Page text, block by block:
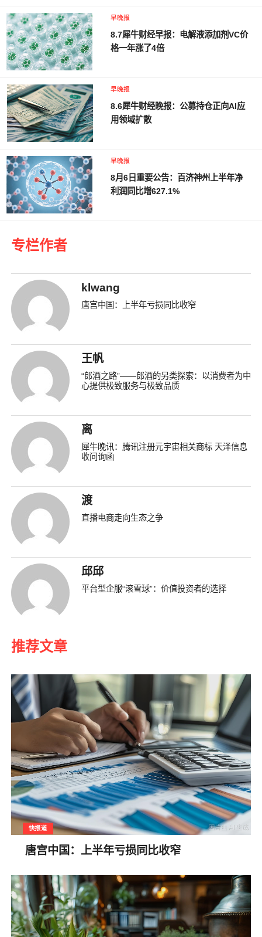
早晚报
8.7犀牛财经早报：电解液添加剂VC价
格一年涨了4倍
早晚报
8.6犀牛财经晚报：公募持仓正向AI应
用领域扩散
早晚报
8月6日重要公告：百济神州上半年净
利润同比增627.1%
专栏作者
klwang
唐宫中国：上半年亏损同比收窄
王帆
“郎酒之路”——郎酒的另类探索：以消费者为中
心提供极致服务与极致品质
离
犀牛晚讯：腾讯注册元宇宙相关商标 天泽信息
收问询函
渡
直播电商走向生态之争
邱邱
平台型企服“滚雪球”：价值投资者的选择
推荐文章
快报道
唐宫中国：上半年亏损同比收窄